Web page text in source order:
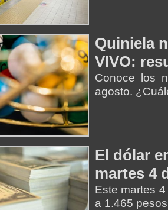
Quiniela
VIVO:
Conoce los
agosto.
El dólar
martes 4
Este martes
a 1.465